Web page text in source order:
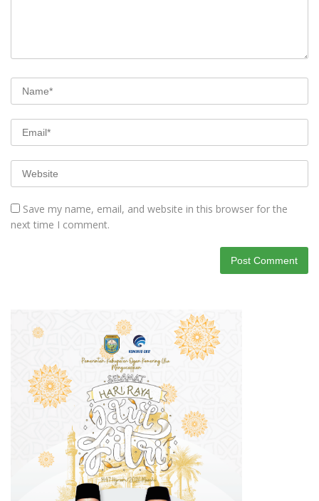
Save my name, email, and website in this browser for the
next time I comment.